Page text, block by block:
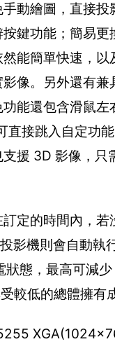
動繪圖，直接
鍵功能；簡易
能簡單快速，
像。另外還有
能還包含滑鼠
接跳入自定功
援 3D 影像，
定的時間內，
影機則會自動執
態，最高可減
較低的總體擁有